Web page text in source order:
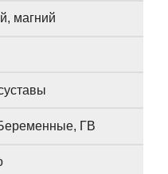
магний
ГВ